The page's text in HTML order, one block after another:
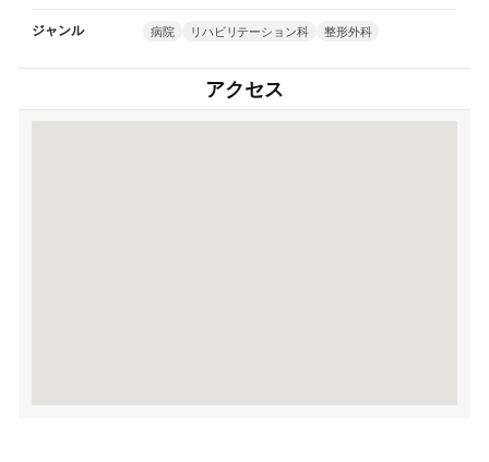
ジャンル 病院 リハビリテーション科 整形外科
アクセス